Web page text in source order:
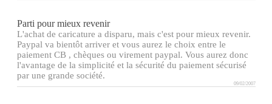
Parti pour mieux revenir
L'achat de caricature a disparu, mais c'est pour mieux revenir.
Paypal va bientôt arriver et vous aurez le choix entre le
paiement CB , chèques ou virement paypal. Vous aurez donc
l'avantage de la simplicité et la sécurité du paiement sécurisé
par une grande société.
09/02/2007